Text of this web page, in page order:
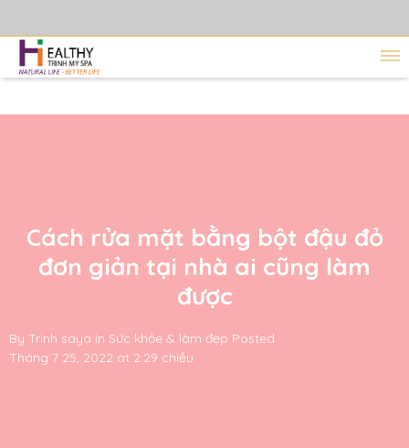
Cách rửa mặt bằng bột đậu đỏ
đơn giản tại nhà ai cũng làm
được
By Trinh saya in Sức khỏe & làm đẹp Posted
Tháng 7 25, 2022 at 2:29 chiều